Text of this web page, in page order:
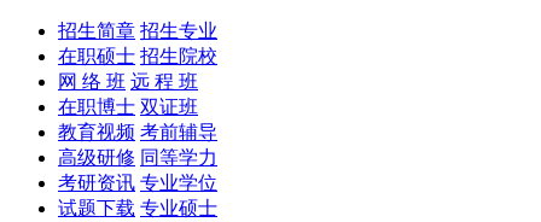
招生简章 招生专业
在职硕士 招生院校
网 络 班 远 程 班
在职博士 双证班
教育视频 考前辅导
高级研修 同等学力
考研资讯 专业学位
试题下载 专业硕士